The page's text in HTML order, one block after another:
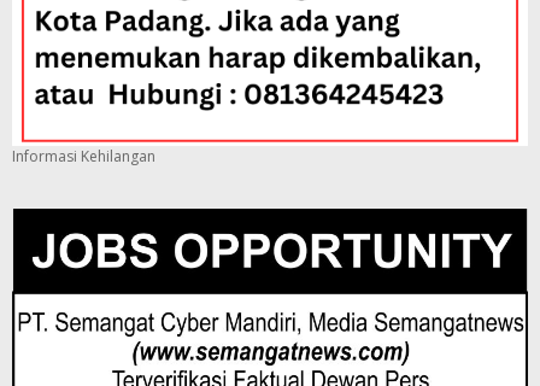
Informasi Kehilangan